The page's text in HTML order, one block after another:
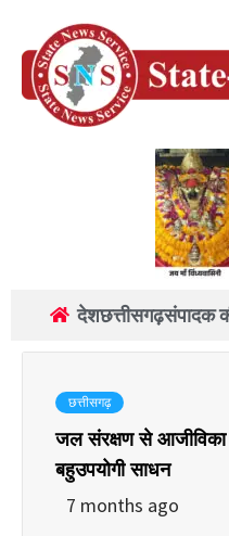
देशछत्तीसगढ़संपादक
छत्तीसगढ़
जल संरक्षण से आजीविका
बहुउपयोगी साधन
7 months ago